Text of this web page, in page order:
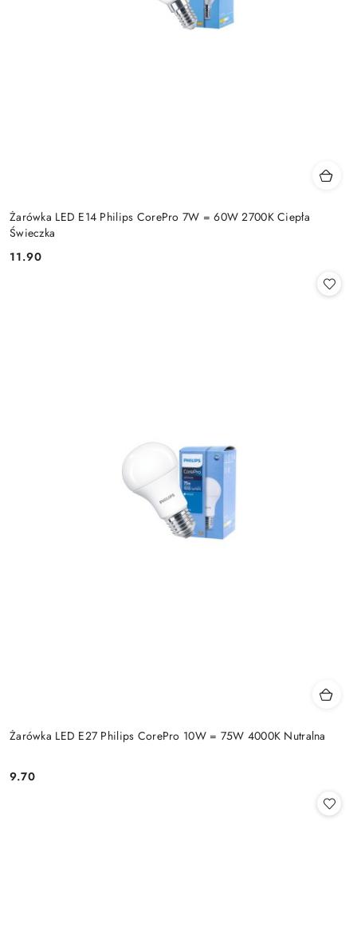
Żarówka LED E14 Philips CorePro 7W = 60W 2700K Ciepła
Świeczka
Cena:
11.90
Żarówka LED E27 Philips CorePro 10W = 75W 4000K Nutralna
Cena:
9.70